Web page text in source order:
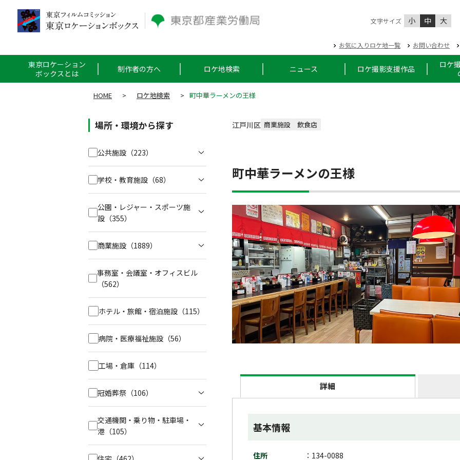
文字サイズ 小 中 大
お気に入りロケ地一覧 お問い合わせ
東京ロケーション
ボックスとは
制作者の方へ ロケ地検索 ニュース ロケ撮影支援作品
ロケ
HOME > ロケ地検索 > 町中華ラーメンの王様
江戸川区 商業施設 飲食店
町中華ラーメンの王様
詳細
基本情報
住所 134-0088
場所・環境から探す
公共施設 （223）
学校・教育施設 （68）
公園・レジャー・スポーツ施
設 （355）
商業施設 （1889）
事務室・会議室・オフィスビル
（562）
ホテル・旅館・宿泊施設 （115）
病院・医療福祉施設 （56）
工場・倉庫 （114）
冠婚葬祭 （106）
交通機関・乗り物・駐車場・
港 （105）